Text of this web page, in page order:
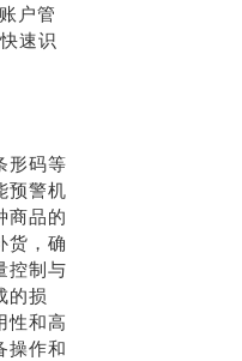
户管
速识
形码等
预警机
商品的
货，确
控制与
的损
性和高
操作和